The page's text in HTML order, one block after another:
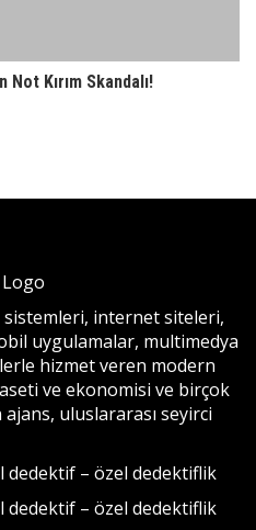
Kırım Skandalı!
sistemleri, internet siteleri,
uygulamalar, multimedya
hizmet veren modern
ve ekonomisi ve birçok
uluslararası seyirci
dedektif – özel dedektiflik
dedektif – özel dedektiflik